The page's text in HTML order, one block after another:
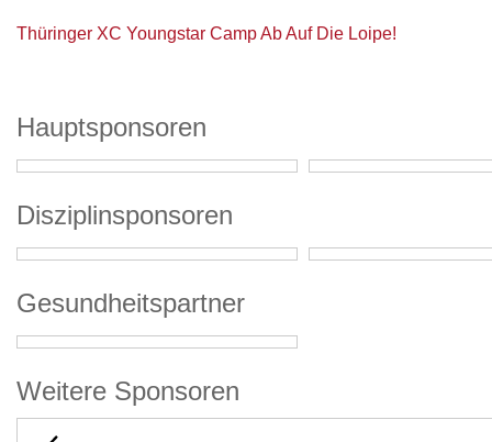
Thüringer XC Youngstar Camp Ab Auf Die Loipe!
Hauptsponsoren
Disziplinsponsoren
Gesundheitspartner
Weitere Sponsoren